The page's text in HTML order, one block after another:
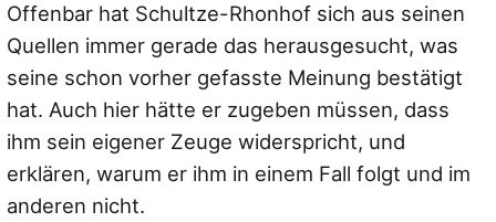
Offenbar hat Schultze-Rhonhof sich aus seinen
Quellen immer gerade das herausgesucht, was
seine schon vorher gefasste Meinung bestätigt
hat. Auch hier hätte er zugeben müssen, dass
ihm sein eigener Zeuge widerspricht, und
erklären, warum er ihm in einem Fall folgt und im
anderen nicht.